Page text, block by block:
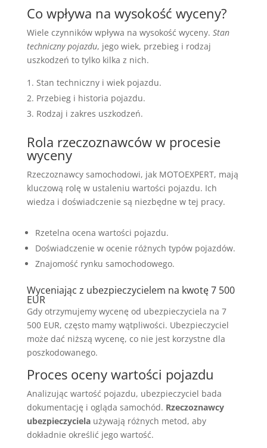
Co wpływa na wysokość wyceny?
Wiele czynników wpływa na wysokość wyceny. Stan
techniczny pojazdu, jego wiek, przebieg i rodzaj
uszkodzeń to tylko kilka z nich.
Stan techniczny i wiek pojazdu.
Przebieg i historia pojazdu.
Rodzaj i zakres uszkodzeń.
Rola rzeczoznawców w procesie
wyceny
Rzeczoznawcy samochodowi, jak MOTOEXPERT, mają
kluczową rolę w ustaleniu wartości pojazdu. Ich
wiedza i doświadczenie są niezbędne w tej pracy.
Rzetelna ocena wartości pojazdu.
Doświadczenie w ocenie różnych typów pojazdów.
Znajomość rynku samochodowego.
Wyceniając z ubezpieczycielem na kwotę 7 500
EUR
Gdy otrzymujemy wycenę od ubezpieczyciela na 7
500 EUR, często mamy wątpliwości. Ubezpieczyciel
może dać niższą wycenę, co nie jest korzystne dla
poszkodowanego.
Proces oceny wartości pojazdu
Analizując wartość pojazdu, ubezpieczyciel bada
dokumentację i ogląda samochód. Rzeczoznawcy
ubezpieczycielaużywają różnych metod, aby
dokładnie określić jego wartość.